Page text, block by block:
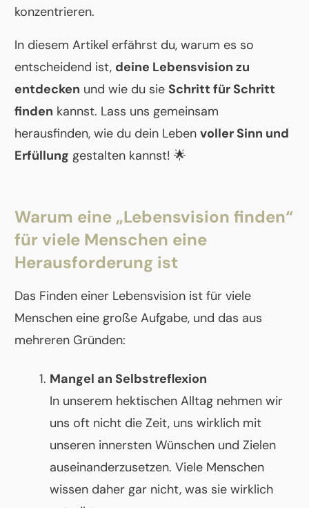
konzentrieren.
In diesem Artikel erfährst du, warum es so
entscheidend ist, deine Lebensvision zu
entdecken und wie du sie Schritt für Schritt
finden kannst. Lass uns gemeinsam
herausfinden, wie du dein Leben voller Sinn und
Erfüllung gestalten kannst! 🌟
Warum eine „Lebensvision finden“
für viele Menschen eine
Herausforderung ist
Das Finden einer Lebensvision ist für viele
Menschen eine große Aufgabe, und das aus
mehreren Gründen:
Mangel an Selbstreflexion
In unserem hektischen Alltag nehmen wir
uns oft nicht die Zeit, uns wirklich mit
unseren innersten Wünschen und Zielen
auseinanderzusetzen. Viele Menschen
wissen daher gar nicht, was sie wirklich